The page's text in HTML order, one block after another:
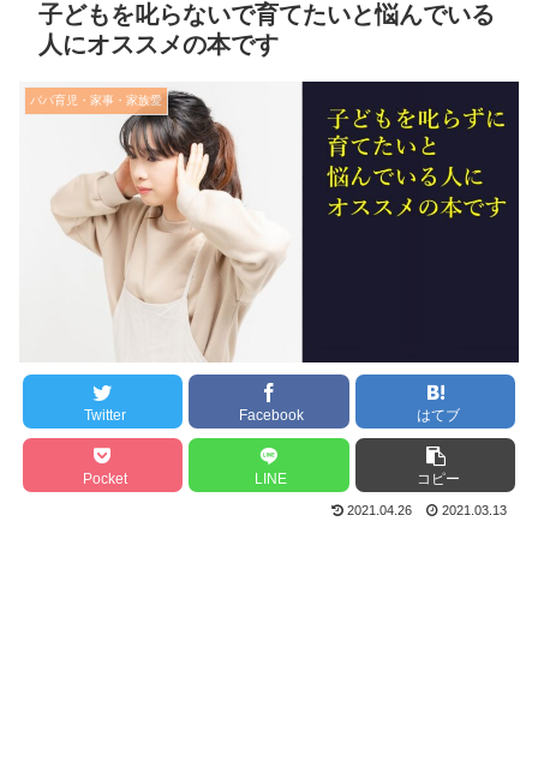
子どもを叱らないで育てたいと悩んでいる
人にオススメの本です
パパ育児・家事・家族愛
Twitter Facebook はてブ
Pocket LINE コピー
2021.04.26 2021.03.13